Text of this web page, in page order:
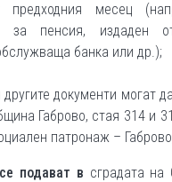
предходния месец
за пенсия, издаден
банка или др.);
документи могат
Габрово, стая 314 и
патронаж –
подават в сградата